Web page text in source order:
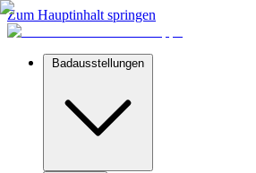
Zum Hauptinhalt springen
Badausstellungen